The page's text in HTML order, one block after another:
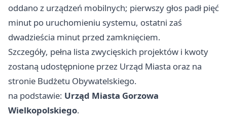
oddano z urządzeń mobilnych; pierwszy głos padł pięć
minut po uruchomieniu systemu, ostatni zaś
dwadzieścia minut przed zamknięciem.
Szczegóły, pełna lista zwycięskich projektów i kwoty
zostaną udostępnione przez Urząd Miasta oraz na
stronie Budżetu Obywatelskiego.
na podstawie: Urząd Miasta Gorzowa
Wielkopolskiego.